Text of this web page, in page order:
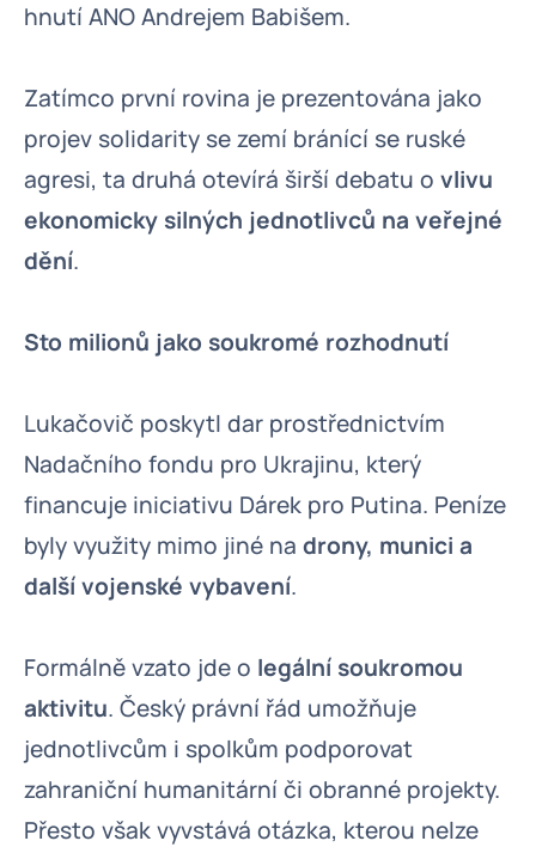
hnutí ANO Andrejem Babišem.
Zatímco první rovina je prezentována jako
projev solidarity se zemí bránící se ruské
agresi, ta druhá otevírá širší debatu o vlivu
ekonomicky silných jednotlivců na veřejné
dění.
Sto milionů jako soukromé rozhodnutí
Lukačovič poskytl dar prostřednictvím
Nadačního fondu pro Ukrajinu, který
financuje iniciativu Dárek pro Putina. Peníze
byly využity mimo jiné na drony, munici a
další vojenské vybavení.
Formálně vzato jde o legální soukromou
aktivitu. Český právní řád umožňuje
jednotlivcům i spolkům podporovat
zahraniční humanitární či obranné projekty.
Přesto však vyvstává otázka, kterou nelze